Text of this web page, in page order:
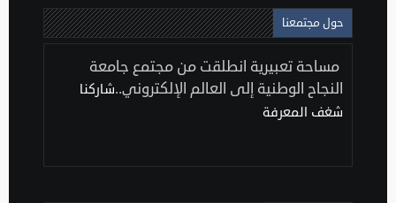
حول مجتمعنا
مساحة تعبيرية انطلقت من مجتمع جامعة
النجاح الوطنية إلى العالم الإلكتروني..شاركنا
شغف المعرفة